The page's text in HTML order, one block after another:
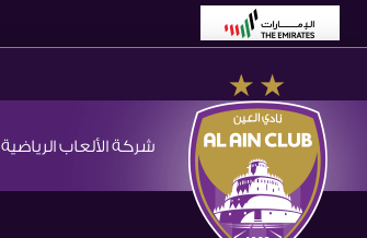
شركة الألعاب الرياضية